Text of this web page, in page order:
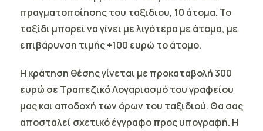
πραγματοποίησης του ταξιδιου, 10 άτομα. Το
ταξίδι μπορεί να γίνει με λιγότερα με άτομα, με
επιβάρυνση τιμής +100 ευρώ το άτομο.
Η κράτηση θέσης γίνεται με προκαταβολή 300
ευρώ σε Τραπεζικό Λογαριασμό του γραφείου
μας και αποδοχή των όρων του ταξιδιού. Θα σας
αποσταλεί σχετικό έγγραφο προς υπογραφή. H